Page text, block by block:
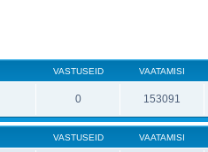
VASTUSEID VAATAMISI
0 153091
VASTUSEID VAATAMISI